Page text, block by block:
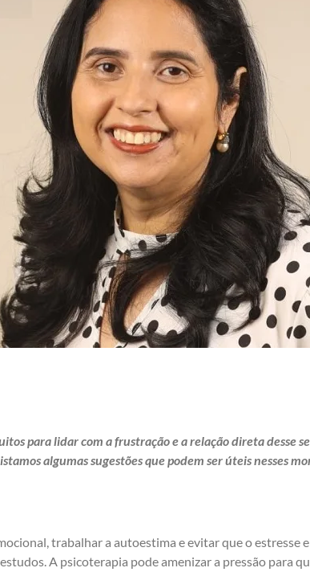
para lidar com a frustração e a relação direta desse
algumas sugestões que podem ser úteis nesses
trabalhar a autoestima e evitar que o estresse
A psicoterapia pode amenizar a pressão para